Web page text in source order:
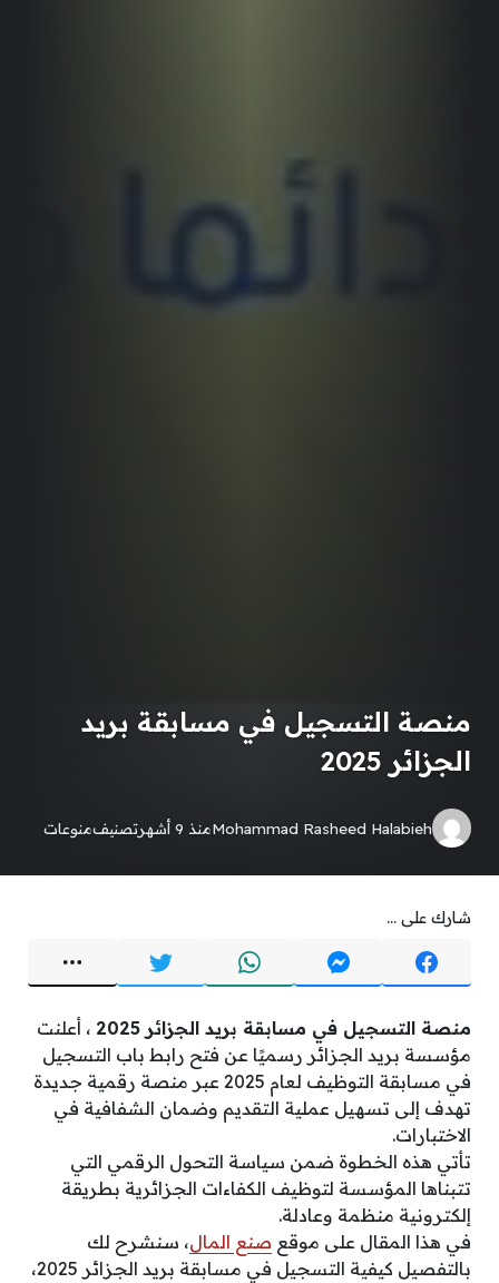
منصة التسجيل في مسابقة بريد
الجزائر 2025
Mohammad Rasheed Halabiehمنذ 9 أشهر تصنيفمنوعات
شارك على ...
منصة التسجيل في مسابقة بريد الجزائر 2025
، أعلنت
مؤسسة بريد الجزائر رسميًا عن فتح رابط باب التسجيل
في مسابقة التوظيف لعام 2025 عبر منصة رقمية جديدة
تهدف إلى تسهيل عملية التقديم وضمان الشفافية في
الاختبارات.
تأتي هذه الخطوة ضمن سياسة التحول الرقمي التي
تتبناها المؤسسة لتوظيف الكفاءات الجزائرية بطريقة
إلكترونية منظمة وعادلة.
في هذا المقال على موقع صنع المال، سنشرح لك
بالتفصيل كيفية التسجيل في مسابقة بريد الجزائر 2025،